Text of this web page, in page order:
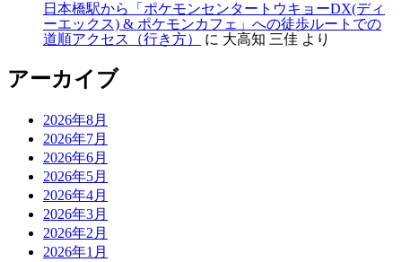
日本橋駅から「ポケモンセンタートウキョーDX(ディ
ーエックス) & ポケモンカフェ」への徒歩ルートでの
道順アクセス（行き方）
に 大高知 三佳 より
アーカイブ
2026年8月
2026年7月
2026年6月
2026年5月
2026年4月
2026年3月
2026年2月
2026年1月